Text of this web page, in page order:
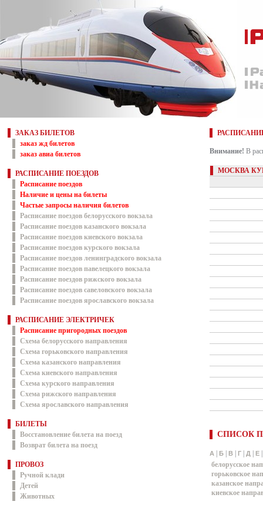
ЗАКАЗ БИЛЕТОВ
заказ жд билетов
заказ авиа билетов
РАСПИСАНИЕ ПОЕЗДОВ
Расписание поездов
Наличие и цены на билеты
Частые запросы наличия билетов
Расписание поездов белорусского вокзала
Расписание поездов казанского вокзала
Расписание поездов киевского вокзала
Расписание поездов курского вокзала
Расписание поездов ленинградского вокзала
Расписание поездов павелецкого вокзала
Расписание поездов рижского вокзала
Расписание поездов савеловского вокзала
Расписание поездов ярославского вокзала
РАСПИСАНИЕ ЭЛЕКТРИЧЕК
Расписание пригородных поездов
Схема белорусского направления
Схема горьковского направления
Схема казанского направления
Схема киевского направления
Схема курского направления
Схема рижского направления
Схема ярославского направления
БИЛЕТЫ
Восстановление билета на поезд
Возврат билета на поезд
ПРОВОЗ
Ручной клади
Детей
Животных
Внимание! В
МОСКВА
СПИСОК
А Б В Г Д Е
белорусское
горьковское
казанское
киевское